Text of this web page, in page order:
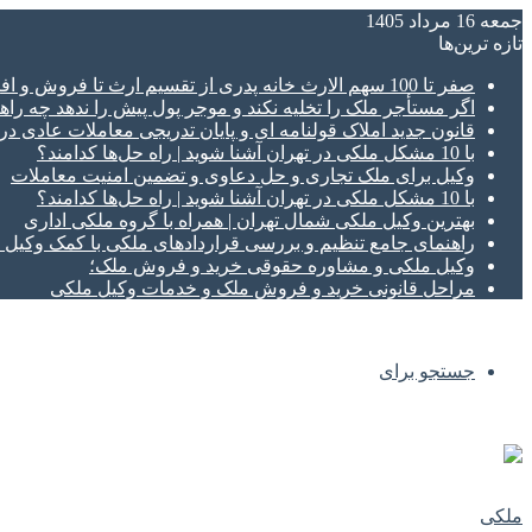
جمعه 16 مرداد 1405
تازه‌ ترین‌ها
صفر تا 100 سهم الارث خانه پدری از تقسیم ارث تا فروش و افراز ملک ورثه ای
اگر مستأجر ملک را تخلیه نکند و موجر پول پیش را ندهد چه
قانون جدید املاک قولنامه ای و پایان تدریجی معاملات عادی
با 10 مشکل ملکی در تهران آشنا شوید | راه حل‌ها کدامند؟
وکیل برای ملک تجاری و حل دعاوی و تضمین امنیت معاملات
با 10 مشکل ملکی در تهران آشنا شوید | راه حل‌ها کدامند؟
بهترین وکیل ملکی شمال تهران | همراه با گروه ملکی اداری
راهنمای جامع تنظیم و بررسی قراردادهای ملکی با کمک
وکیل ملکی و مشاوره حقوقی خرید و فروش ملک؛
مراحل قانونی خرید و فروش ملک و خدمات وکیل ملکی
جستجو برای